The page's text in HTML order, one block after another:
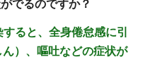
でるのですか？
ると、全身倦怠感に引
）、嘔吐などの症状が